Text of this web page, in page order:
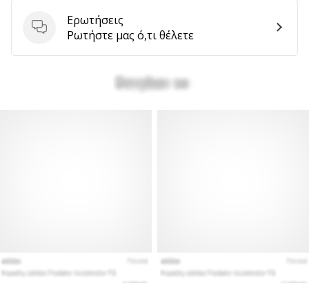
Ερωτήσεις
Ερωτήσεις
Ρωτήστε μας ό,τι θέλετε